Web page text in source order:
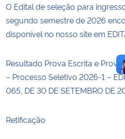
Banco Central do Brasil
Planalto
O Edital de seleção para
segundo semestre de 2026
disponível no nosso site em
Resultado Prova Escrita e
– Processo Seletivo 2026-1 –
065, DE 30 DE SETEMBRO DE
Retificação